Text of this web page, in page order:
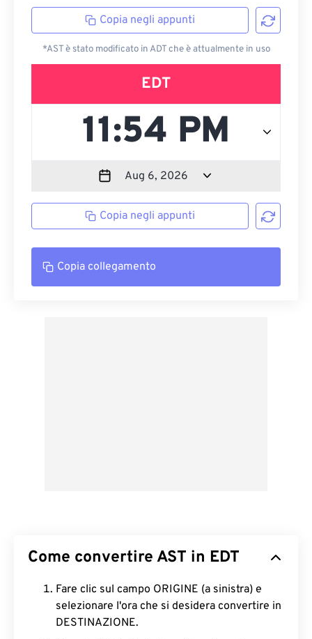
Copia negli appunti
*AST è stato modificato in ADT che è attualmente in uso
EDT
Copia negli appunti
Copia collegamento
Come convertire AST in EDT
Fare clic sul campo ORIGINE (a sinistra) e
selezionare l'ora che si desidera convertire in
DESTINAZIONE.